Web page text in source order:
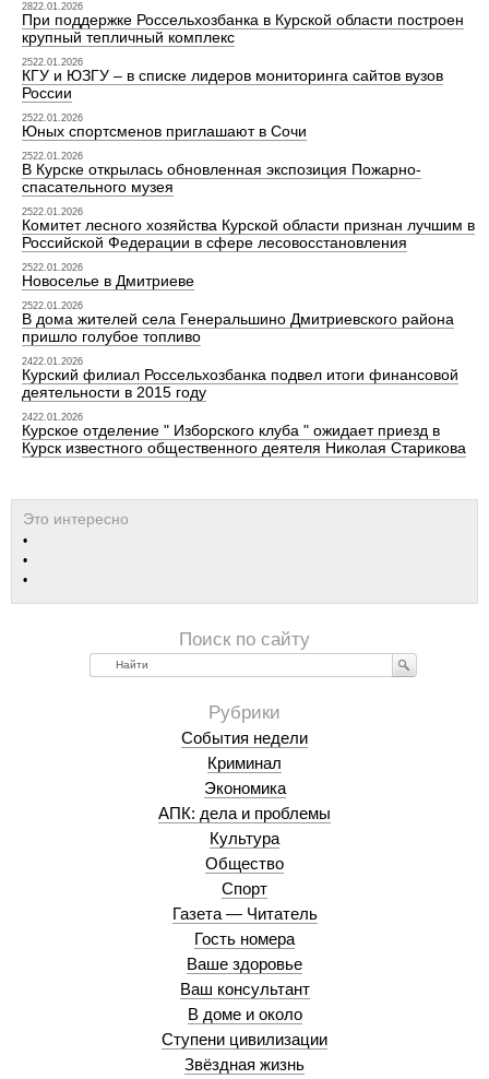
2822.01.2026
При поддержке Россельхозбанка в Курской области построен
крупный тепличный комплекс
2522.01.2026
КГУ и ЮЗГУ – в списке лидеров мониторинга сайтов вузов
России
2522.01.2026
Юных спортсменов приглашают в Сочи
2522.01.2026
В Курске открылась обновленная экспозиция Пожарно-
спасательного музея
2522.01.2026
Комитет лесного хозяйства Курской области признан лучшим в
Российской Федерации в сфере лесовосстановления
2522.01.2026
Новоселье в Дмитриеве
2522.01.2026
В дома жителей села Генеральшино Дмитриевского района
пришло голубое топливо
2422.01.2026
Курский филиал Россельхозбанка подвел итоги финансовой
деятельности в 2015 году
2422.01.2026
Курское отделение " Изборского клуба " ожидает приезд в
Курск известного общественного деятеля Николая Старикова
Найти
События недели
Криминал
Экономика
АПК: дела и проблемы
Культура
Общество
Спорт
Газета — Читатель
Гость номера
Ваше здоровье
Ваш консультант
В доме и около
Ступени цивилизации
Звёздная жизнь